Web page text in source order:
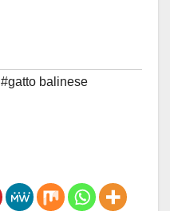
#gatto balinese